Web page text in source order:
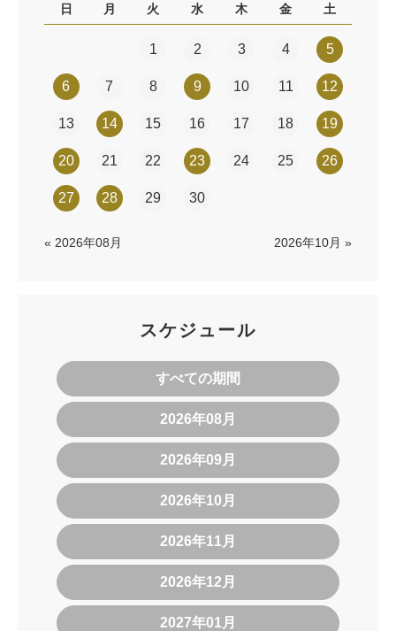
日 月 火 水 木 金 土
1 2 3 4 5
6 7 8 9 10 11 12
13 14 15 16 17 18 19
20 21 22 23 24 25 26
27 28 29 30
« 2026年08月 2026年10月 »
スケジュール
すべての期間
2026年08月
2026年09月
2026年10月
2026年11月
2026年12月
2027年01月